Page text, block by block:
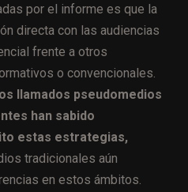
por el informe es que la
directa con las audiencias
frente a otros
o convencionales.
llamados pseudomedios
han sabido
estas estrategias,
tradicionales aún
en estos ámbitos.